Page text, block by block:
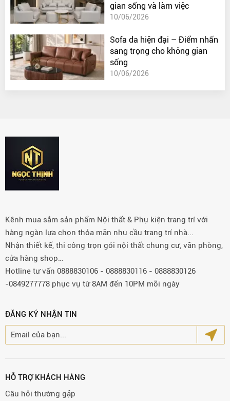
gian sống và làm việc
10/06/2026
Sofa da hiện đại – Điểm nhấn
sang trọng cho không gian
sống
10/06/2026
Kênh mua sắm sản phẩm Nội thất & Phụ kiện trang trí với
hàng ngàn lựa chọn thỏa mãn nhu cầu trang trí nhà...
Nhận thiết kế, thi công trọn gói nội thất chung cư, văn phòng,
cửa hàng shop…
Hotline tư vấn 0888830106 - 0888830116 - 0888830126
-0849277778 phục vụ từ 8AM đến 10PM mỗi ngày
ĐĂNG KÝ NHẬN TIN
HỖ TRỢ KHÁCH HÀNG
Câu hỏi thường gặp